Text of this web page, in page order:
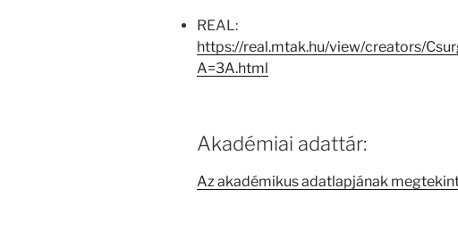
REAL:
https://real.mtak.hu/view/creators/
A=3A.html
Akadémiai adattár:
Az akadémikus adatlapjának